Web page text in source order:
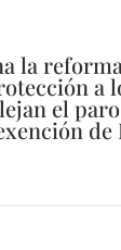
la
a
el paro
de